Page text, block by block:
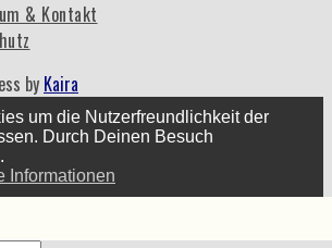
& Kontakt
by Kaira
um die Nutzerfreundlichkeit der
Durch Deinen Besuch
Informationen